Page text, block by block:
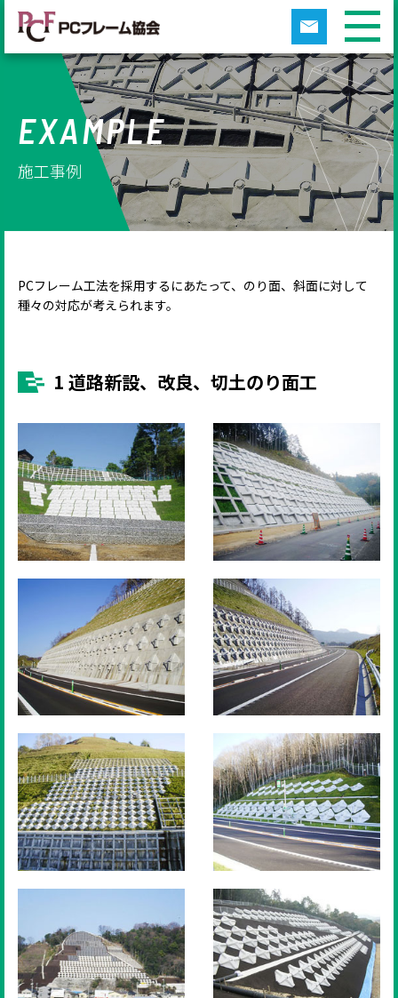
EXAMPLE
施工事例
PCフレーム工法を採用するにあたって、のり面、斜面に対して
種々の対応が考えられます。
1 道路新設、改良、切土のり面工